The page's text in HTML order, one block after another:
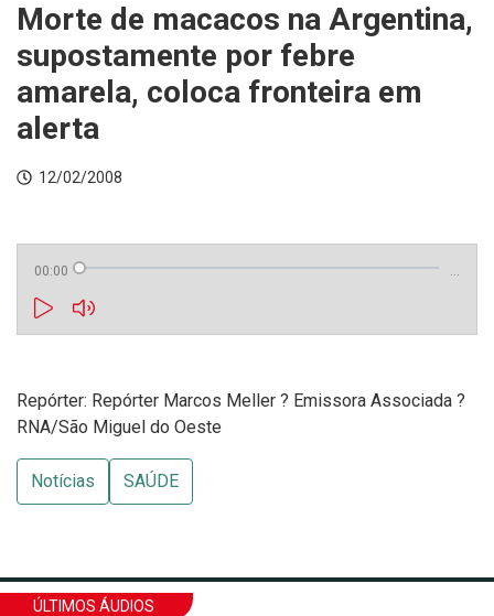
INTEGRIDADE
Morte de macacos na Argentina,
supostamente por febre
amarela, coloca fronteira em
alerta
12/02/2008
00:00 …
Repórter: Repórter Marcos Meller ? Emissora Associada ?
RNA/São Miguel do Oeste
Notícias SAÚDE
ÚLTIMOS ÁUDIOS